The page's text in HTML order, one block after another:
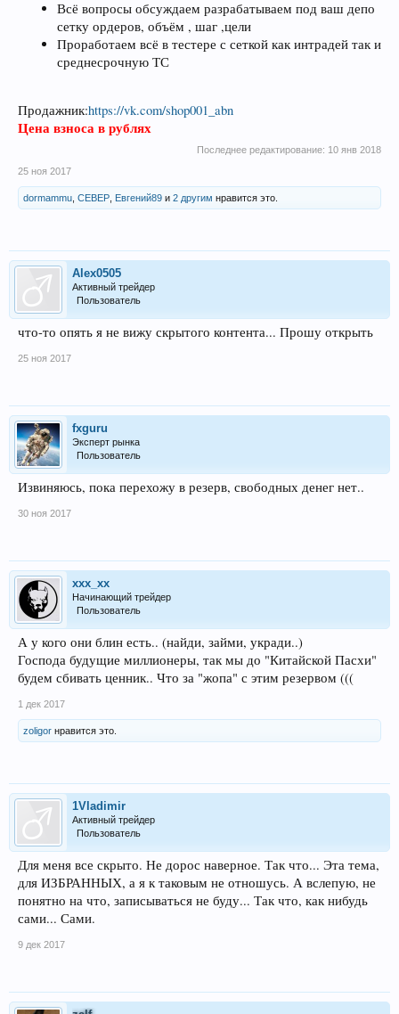
Всё вопросы обсуждаем разрабатываем под ваш депо
сетку ордеров, объём , шаг ,цели
Проработаем всё в тестере с сеткой как интрадей так и
среднесрочную ТС
Продажник:https://vk.com/shop001_abn
Цена взноса в рублях
Последнее редактирование: 10 янв 2018
25 ноя 2017
dormammu CEBEP Евгений89 и 2 другим нравится это.
Alex0505
Активный трейдер
Пользователь
что-то опять я не вижу скрытого контента... Прошу открыть
25 ноя 2017
fxguru
Эксперт рынка
Пользователь
Извиняюсь, пока перехожу в резерв, свободных денег нет..
30 ноя 2017
xxx_xx
Начинающий трейдер
Пользователь
А у кого они блин есть.. (найди, займи, укради..)
Господа будущие миллионеры, так мы до "Китайской Пасхи"
будем сбивать ценник.. Что за "жопа" с этим резервом (((
1 дек 2017
zoligor нравится это.
1Vladimir
Активный трейдер
Пользователь
Для меня все скрыто. Не дорос наверное. Так что... Эта тема,
для ИЗБРАННЫХ, а я к таковым не отношусь. А вслепую, не
понятно на что, записываться не буду... Так что, как нибудь
сами... Сами.
9 дек 2017